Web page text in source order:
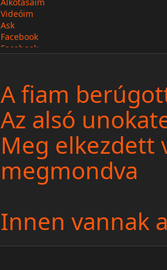
Videóim
Ask
Facebook
Facebook
A fiam
Az alsó
Meg elkezdett
megmondva
Innen vannak